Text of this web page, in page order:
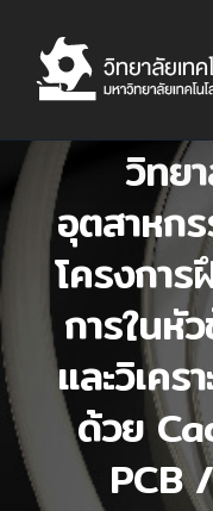
content
วิทย
อุตสาหก
โครงกา
การในหั
และวิเคร
ด้วย
PCB